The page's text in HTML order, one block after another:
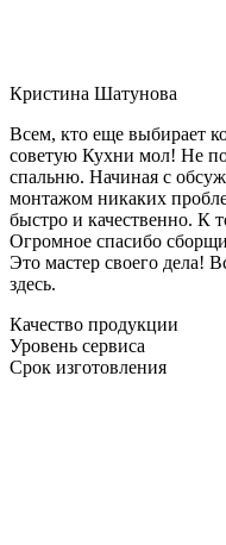
Кристина Шатунова
Всем, кто еще выбирает
советую Кухни мол! Не
спальню. Начиная с
монтажом никаких
быстро и качественно. К
Огромное спасибо
Это мастер своего дела!
здесь.
Качество продукции
Уровень сервиса
Срок изготовления